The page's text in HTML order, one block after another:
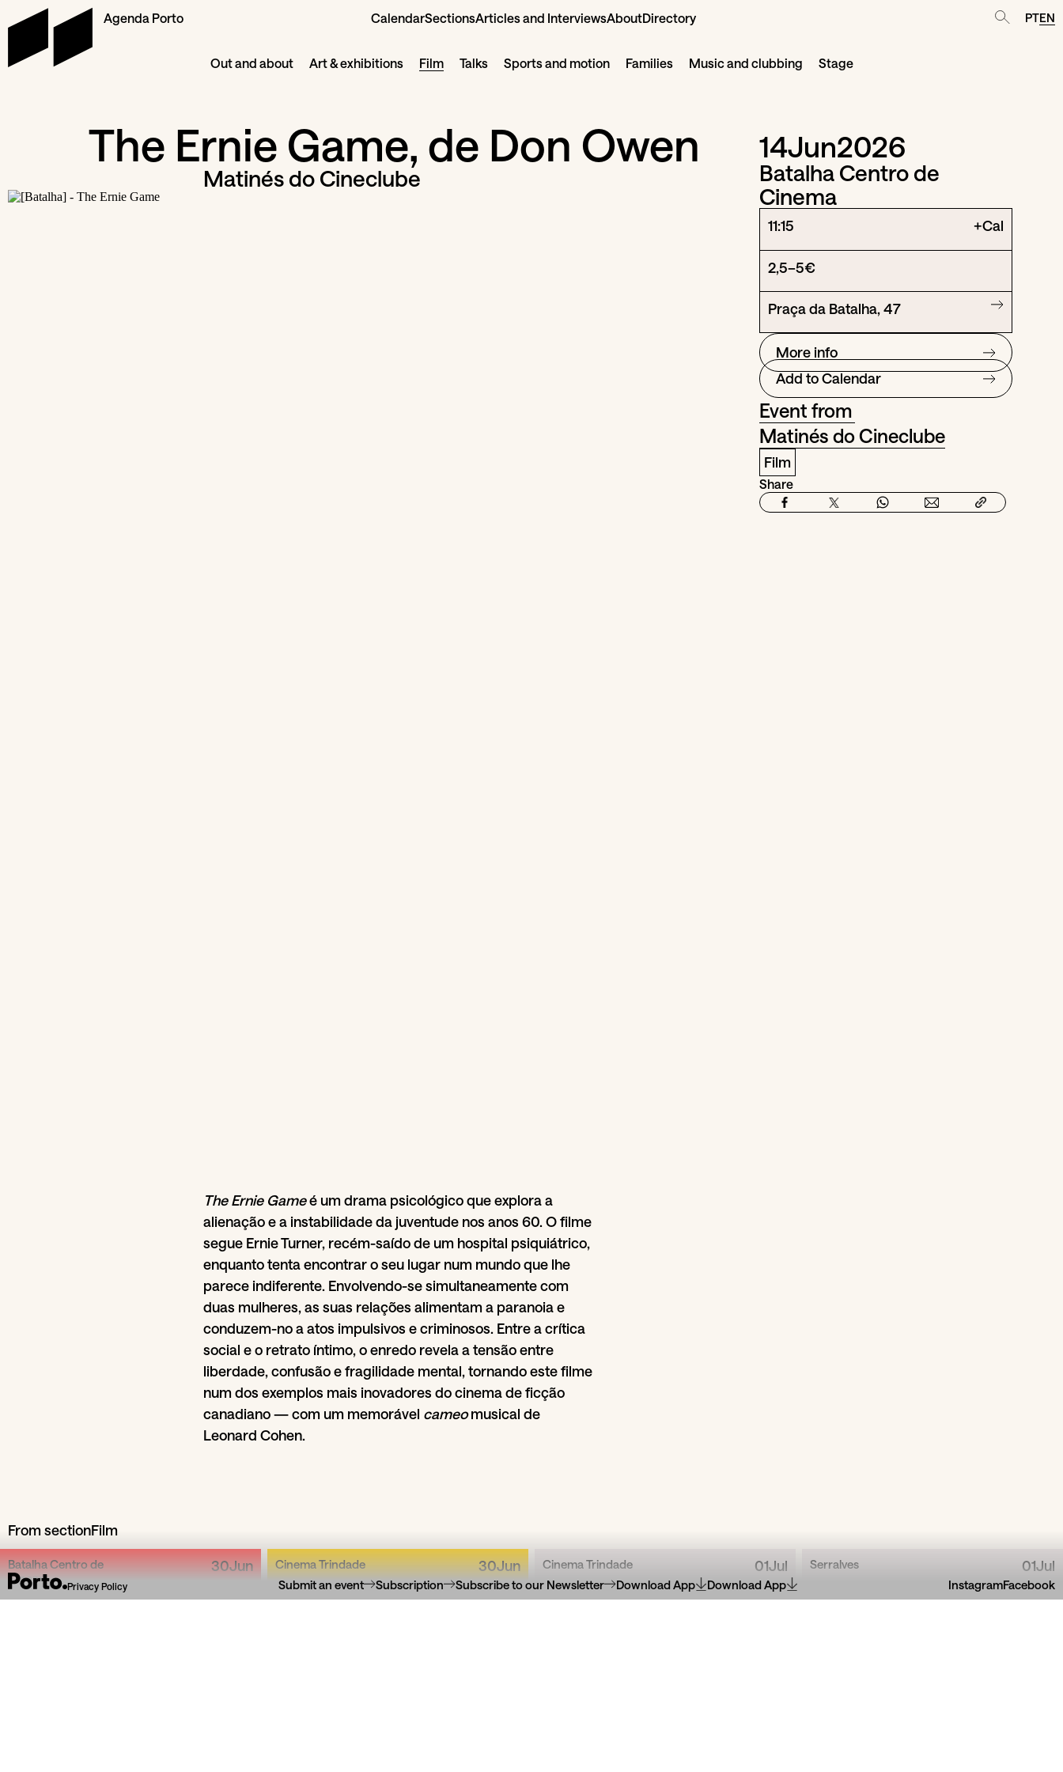
Agenda Porto CalendarSectionsArticles and InterviewsAboutDirectory
Out and about Art & exhibitions Film Talks Sports and motion Families Music and clubbing Stage
PTEN
The Ernie Game, de Don Owen
Matinés do Cineclube
The Ernie Gameé um drama psicológico que explora a
alienação e a instabilidade da juventude nos anos 60. O filme
segue Ernie Turner, recém-saído de um hospital psiquiátrico,
enquanto tenta encontrar o seu lugar num mundo que lhe
parece indiferente. Envolvendo-se simultaneamente com
duas mulheres, as suas relações alimentam a paranoia e
conduzem-no a atos impulsivos e criminosos. Entre a crítica
social e o retrato íntimo, o enredo revela a tensão entre
liberdade, confusão e fragilidade mental, tornando este filme
num dos exemplos mais inovadores do cinema de ficção
canadiano — com um memorável cameomusical de
Leonard Cohen.
14Jun2026
Batalha Centro de
Cinema
11:15 +Cal
2,5–5€
Praça da Batalha, 47
More info
Add to Calendar
Event from
Matinés do Cineclube
Film
Share
From sectionFilm
Batalha Centro de
Cinema
30Jun Cinema Trindade 30Jun Cinema Trindade 01Jul Serralves 01Jul
Privacy Policy Submit an event Subscription Subscribe to our Newsletter Download App Download App InstagramFacebook